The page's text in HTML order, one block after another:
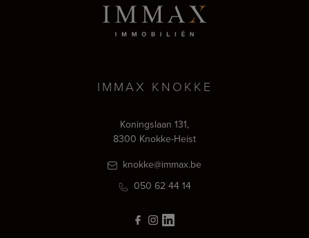
IMMAX KNOKKE
Koningslaan 131,
8300 Knokke-Heist
knokke@immax.be
050 62 44 14